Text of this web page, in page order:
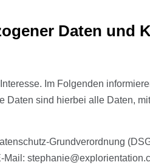
Daten und
Im Folgenden
sind hierbei alle Daten,
Grundverordnung